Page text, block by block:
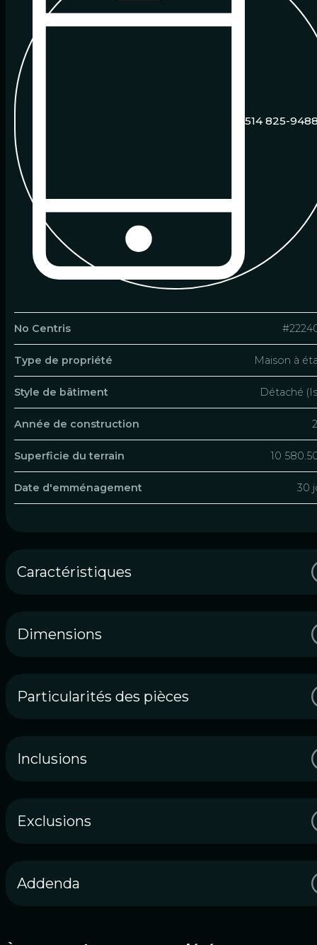
514 825-
No Centris
Type de propriété Maison à
Style de bâtiment Détaché
Année de construction
Superficie du terrain 10
Date d'emménagement 30
Caractéristiques
Dimensions
Particularités des pièces
Inclusions
Exclusions
Addenda